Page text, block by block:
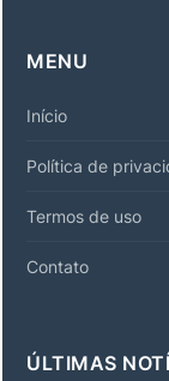
MENU
Início
Política de
Termos de uso
Contato
ÚLTIMAS